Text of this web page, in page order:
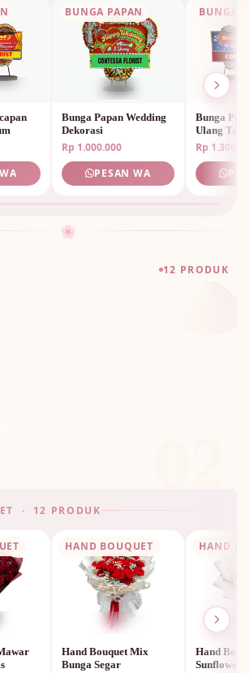
BUNGA PAPAN
Bunga Papan Wedding
Dekorasi
Rp 1.000.000
PESAN WA
BUNGA
Bunga
Ulang
Unik
Rp
🌸
12 PRODUK
· 12 PRODUK
HAND BOUQUET
Hand Bouquet Mix
Bunga Segar
HAND
Hand
Sunflower